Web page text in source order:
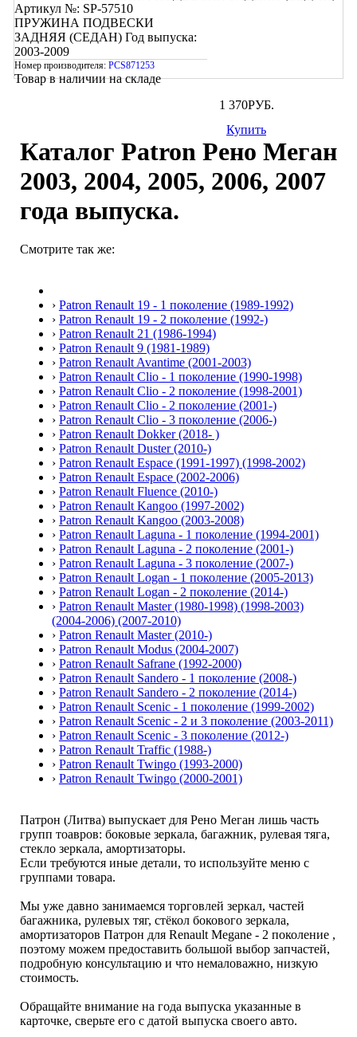
Артикул №: SP-57510
ПРУЖИНА ПОДВЕСКИ
ЗАДНЯЯ (СЕДАН) Год выпуска:
2003-2009
Номер производителя: PCS871253
Товар в наличии на складе
1 370РУБ.
Купить
Каталог Patron Рено Меган
2003, 2004, 2005, 2006, 2007
года выпуска.
Смотрите так же:
› Patron Renault 19 - 1 поколение (1989-1992)
› Patron Renault 19 - 2 поколение (1992-)
› Patron Renault 21 (1986-1994)
› Patron Renault 9 (1981-1989)
› Patron Renault Avantime (2001-2003)
› Patron Renault Clio - 1 поколение (1990-1998)
› Patron Renault Clio - 2 поколение (1998-2001)
› Patron Renault Clio - 2 поколение (2001-)
› Patron Renault Clio - 3 поколение (2006-)
› Patron Renault Dokker (2018- )
› Patron Renault Duster (2010-)
› Patron Renault Espace (1991-1997) (1998-2002)
› Patron Renault Espace (2002-2006)
› Patron Renault Fluence (2010-)
› Patron Renault Kangoo (1997-2002)
› Patron Renault Kangoo (2003-2008)
› Patron Renault Laguna - 1 поколение (1994-2001)
› Patron Renault Laguna - 2 поколение (2001-)
› Patron Renault Laguna - 3 поколение (2007-)
› Patron Renault Logan - 1 поколение (2005-2013)
› Patron Renault Logan - 2 поколение (2014-)
› Patron Renault Master (1980-1998) (1998-2003)
(2004-2006) (2007-2010)
› Patron Renault Master (2010-)
› Patron Renault Modus (2004-2007)
› Patron Renault Safrane (1992-2000)
› Patron Renault Sandero - 1 поколение (2008-)
› Patron Renault Sandero - 2 поколение (2014-)
› Patron Renault Scenic - 1 поколение (1999-2002)
› Patron Renault Scenic - 2 и 3 поколение (2003-2011)
› Patron Renault Scenic - 3 поколение (2012-)
› Patron Renault Traffic (1988-)
› Patron Renault Twingo (1993-2000)
› Patron Renault Twingo (2000-2001)
Патрон (Литва) выпускает для Рено Меган лишь часть
групп тоавров: боковые зеркала, багажник, рулевая тяга,
стекло зеркала, амортизаторы.
Если требуются иные детали, то используйте меню с
группами товара.
Мы уже давно занимаемся торговлей зеркал, частей
багажника, рулевых тяг, стёкол бокового зеркала,
амортизаторов Патрон для Renault Megane - 2 поколение ,
поэтому можем предоставить большой выбор запчастей,
подробную консультацию и что немаловажно, низкую
стоимость.
Обращайте внимание на года выпуска указанные в
карточке, сверьте его с датой выпуска своего авто.